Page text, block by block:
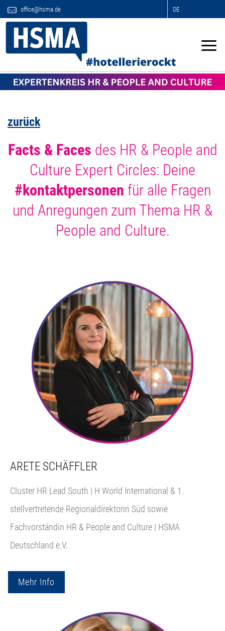
office@hsma.de DE
zurück
Facts & Faces des HR & People and
Culture Expert Circles: Deine
#kontaktpersonen für alle Fragen
und Anregungen zum Thema HR &
People and Culture.
ARETE SCHÄFFLER
Cluster HR Lead South | H World International & 1.
stellvertretende Regionaldirektorin Süd sowie
Fachvorständin HR & People and Culture | HSMA
Deutschland e.V.
Mehr Info